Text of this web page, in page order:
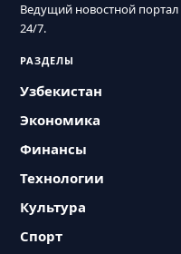
Ведущий новостной портал
24/7.
РАЗДЕЛЫ
Узбекистан
Экономика
Финансы
Технологии
Культура
Спорт